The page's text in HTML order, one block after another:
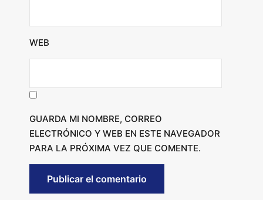
WEB
GUARDA MI NOMBRE, CORREO
ELECTRÓNICO Y WEB EN ESTE NAVEGADOR
PARA LA PRÓXIMA VEZ QUE COMENTE.